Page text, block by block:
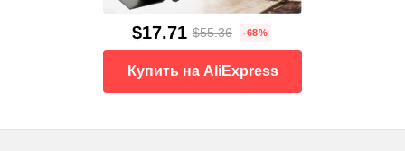
$17.71 $55.36 -68%
Купить на AliExpress